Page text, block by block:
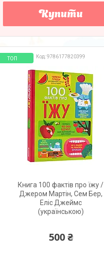
Купити
9786177820399
ТОП
Книга 100 фактів про їжу /
Джером Мартін, Сем Бер,
Еліс Джеймс
(українською)
500 ₴